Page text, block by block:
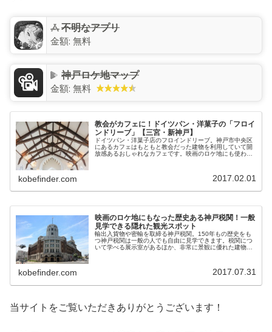
不明なアプリ
金額: 無料
神戸ロケ地マップ
金額: 無料
教会がカフェに！ドイツパン・洋菓子の「フロイ
ンドリーブ」【三宮・新神戸】
ドイツパン・洋菓子店のフロインドリーブ。神戸市中央区
にあるカフェはもともと教会だった建物を利用していて開
放感あるおしゃれなカフェです。映画のロケ地にも使われ
kobefinder.com 2017.02.01
映画のロケ地にもなった歴史ある神戸税関！一般
見学できる隠れた観光スポット
輸出入貨物や密輸を取締る神戸税関。150年もの歴史をも
つ神戸税関は一般の人でも自由に見学できます。税関につ
いて学べる展示室があるほか、非常に景観に優れた建物や
kobefinder.com 2017.07.31
当サイトをご覧いただきありがとうございます！